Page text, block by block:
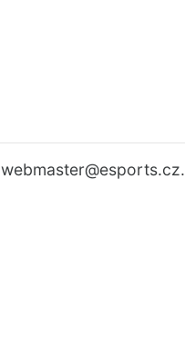
@esports.cz.